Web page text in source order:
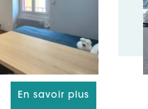
En savoir plus